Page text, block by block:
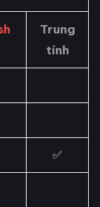
Trung
tính
✅